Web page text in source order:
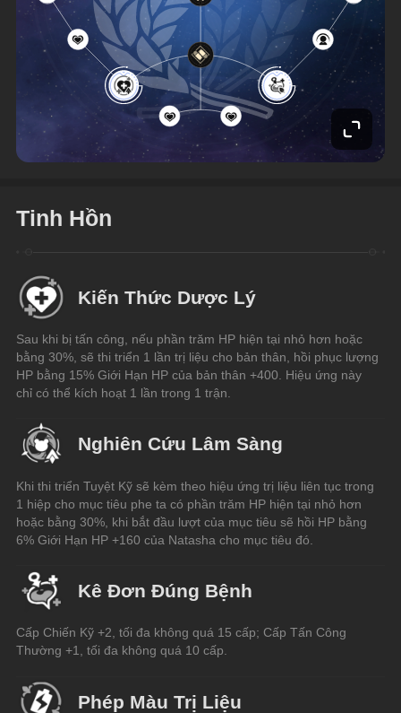
Tinh Hồn
Kiến Thức Dược Lý
Sau khi bị tấn công, nếu phần trăm HP hiện tại nhỏ hơn hoặc
bằng 30%, sẽ thi triển 1 lần trị liệu cho bản thân, hồi phục lượng
HP bằng 15% Giới Hạn HP của bản thân +400. Hiệu ứng này
chỉ có thể kích hoạt 1 lần trong 1 trận.
Nghiên Cứu Lâm Sàng
Khi thi triển Tuyệt Kỹ sẽ kèm theo hiệu ứng trị liệu liên tục trong
1 hiệp cho mục tiêu phe ta có phần trăm HP hiện tại nhỏ hơn
hoặc bằng 30%, khi bắt đầu lượt của mục tiêu sẽ hồi HP bằng
6% Giới Hạn HP +160 của Natasha cho mục tiêu đó.
Kê Đơn Đúng Bệnh
Cấp Chiến Kỹ +2, tối đa không quá 15 cấp; Cấp Tấn Công
Thường +1, tối đa không quá 10 cấp.
Phép Màu Trị Liệu